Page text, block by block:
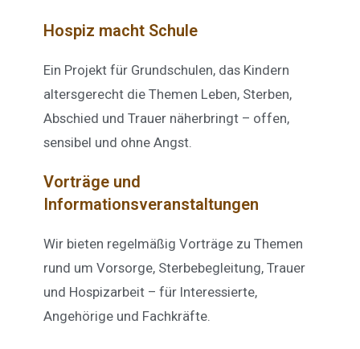
Hospiz macht Schule
Ein Projekt für Grundschulen, das Kindern
altersgerecht die Themen Leben, Sterben,
Abschied und Trauer näherbringt – offen,
sensibel und ohne Angst.
Vorträge und
Informationsveranstaltungen
Wir bieten regelmäßig Vorträge zu Themen
rund um Vorsorge, Sterbebegleitung, Trauer
und Hospizarbeit – für Interessierte,
Angehörige und Fachkräfte.